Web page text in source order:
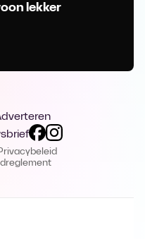
lekker